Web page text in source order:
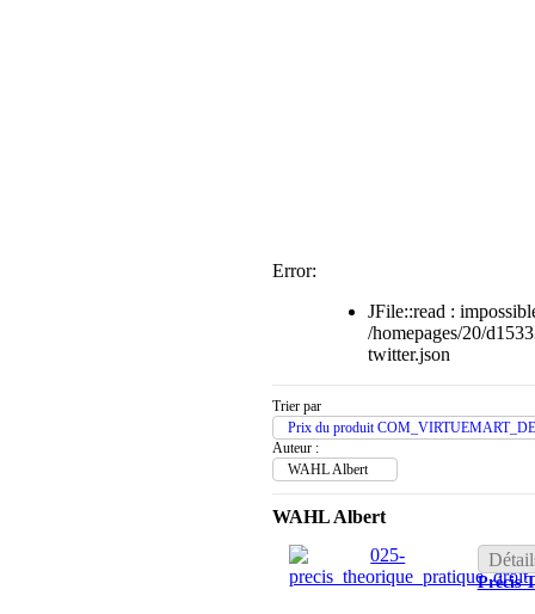
Error:
JFile::read :
/homepages/20/
twitter.json
Trier par
Prix du produit
Auteur :
WAHL Albert
WAHL Albert
Précis